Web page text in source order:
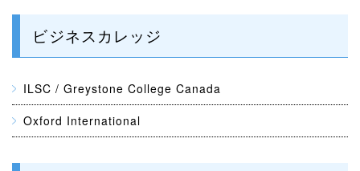
ビジネスカレッジ
ILSC / Greystone College Canada
Oxford International